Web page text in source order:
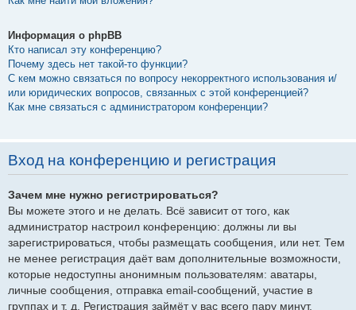
Информация о phpBB
Кто написал эту конференцию?
Почему здесь нет такой-то функции?
С кем можно связаться по вопросу некорректного использования и/
или юридических вопросов, связанных с этой конференцией?
Как мне связаться с администратором конференции?
Вход на конференцию и регистрация
Зачем мне нужно регистрироваться?
Вы можете этого и не делать. Всё зависит от того, как
администратор настроил конференцию: должны ли вы
зарегистрироваться, чтобы размещать сообщения, или нет. Тем
не менее регистрация даёт вам дополнительные возможности,
которые недоступны анонимным пользователям: аватары,
личные сообщения, отправка email-сообщений, участие в
группах и т. д. Регистрация займёт у вас всего пару минут,